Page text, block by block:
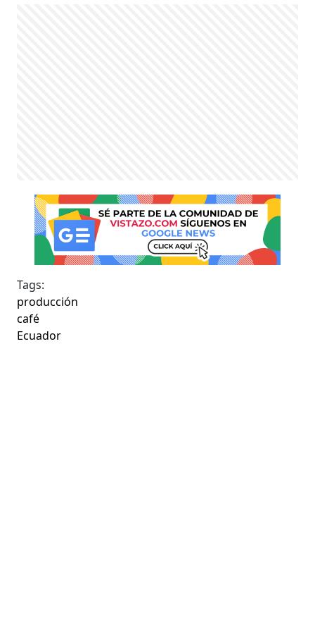
Tags:
producción
café
Ecuador